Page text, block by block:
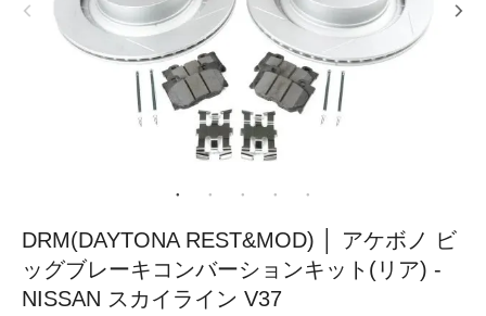
DRM(DAYTONA REST&MOD) │ アケボノ ビ
ッグブレーキコンバーションキット(リア) -
NISSAN スカイライン V37